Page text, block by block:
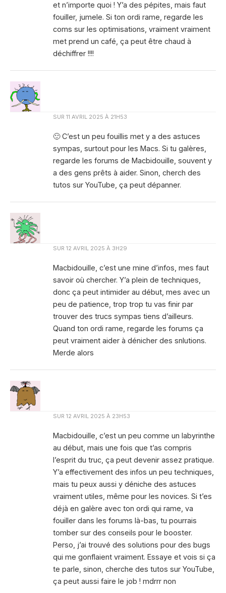
et n’importe quoi ! Y’a des pépites, mais faut
fouiller, jumele. Si ton ordi rame, regarde les
coms sur les optimisations, vraiment vraiment
met prend un café, ça peut être chaud à
déchiffrer !!!!
SUR 11 AVRIL 2025 À 21H53
🙂 C’est un peu fouillis met y a des astuces
sympas, surtout pour les Macs. Si tu galères,
regarde les forums de Macbidouille, souvent y
a des gens prêts à aider. Sinon, cherch des
tutos sur YouTube, ça peut dépanner.
SUR 12 AVRIL 2025 À 3H29
Macbidouille, c’est une mine d’infos, mes faut
savoir où chercher. Y’a plein de techniques,
donc ça peut intimider au début, mes avec un
peu de patience, trop trop tu vas finir par
trouver des trucs sympas tiens d’ailleurs.
Quand ton ordi rame, regarde les forums ça
peut vraiment aider à dénicher des snlutions.
Merde alors
SUR 12 AVRIL 2025 À 23H53
Macbidouille, c’est un peu comme un labyrinthe
au début, mais une fois que t’as compris
l’esprit du truc, ça peut devenir assez pratique.
Y’a effectivement des infos un peu techniques,
mais tu peux aussi y déniche des astuces
vraiment utiles, même pour les novices. Si t’es
déjà en galère avec ton ordi qui rame, va
fouiller dans les forums là-bas, tu pourrais
tomber sur des conseils pour le booster.
Perso, j’ai trouvé des solutions pour des bugs
qui me gonflaient vraiment. Essaye et vois si ça
te parle, sinon, cherche des tutos sur YouTube,
ça peut aussi faire le job ! mdrrr non